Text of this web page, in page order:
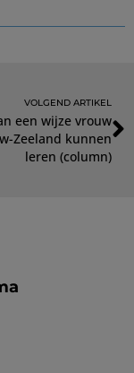
VOLGEND ARTIKEL
een wijze vrouw
Zeeland kunnen
leren (column)